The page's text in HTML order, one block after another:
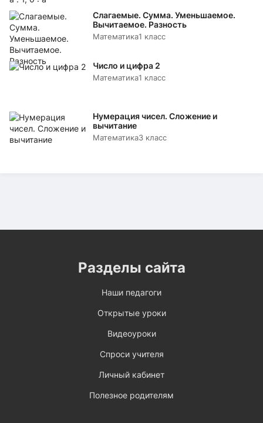
Слагаемые. Сумма. Уменьшаемое.
Вычитаемое. Разность
Математика1 класс
Число и цифра 2
Математика1 класс
Нумерация чисел. Сложение и
вычитание
Математика3 класс
Разделы сайта
Наши педагоги
Открытые уроки
Видеоуроки
Спроси учителя
Личный кабинет
Полезное родителям